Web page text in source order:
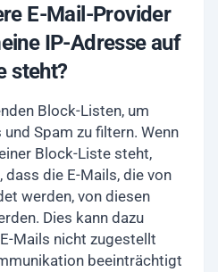
E-Mail-Provider
IP-Adresse auf
steht?
Block-Listen, um
Spam zu filtern. Wenn
Block-Liste steht,
dass die E-Mails, die von
werden, von diesen
Dies kann dazu
Mails nicht zugestellt
beeinträchtigt